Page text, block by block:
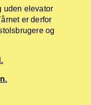
uden elevator
er derfor
og